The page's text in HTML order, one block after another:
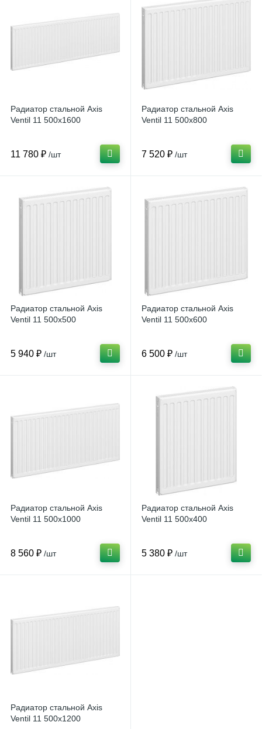
Радиатор стальной Axis
Ventil 11 500х1600
11 780 ₽ /шт
Радиатор стальной Axis
Ventil 11 500х800
7 520 ₽ /шт
Радиатор стальной Axis
Ventil 11 500х500
5 940 ₽ /шт
Радиатор стальной Axis
Ventil 11 500х600
6 500 ₽ /шт
Радиатор стальной Axis
Ventil 11 500х1000
8 560 ₽ /шт
Радиатор стальной Axis
Ventil 11 500х400
5 380 ₽ /шт
Радиатор стальной Axis
Ventil 11 500х1200